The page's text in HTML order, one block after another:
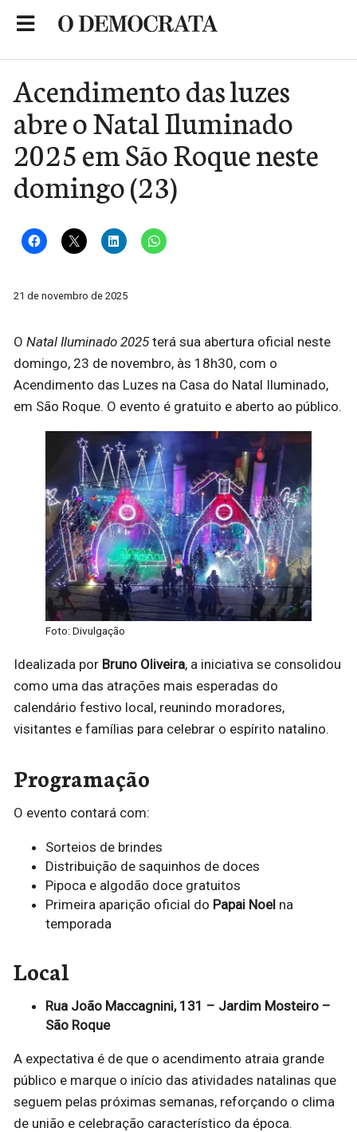
Acendimento das luzes
abre o Natal Iluminado
2025 em São Roque neste
domingo (23)
21 de novembro de 2025
O Natal Iluminado 2025terá sua abertura oficial neste
domingo, 23 de novembro, às 18h30, com o
Acendimento das Luzes na Casa do Natal Iluminado,
em São Roque. O evento é gratuito e aberto ao público.
Foto: Divulgação
Idealizada por Bruno Oliveira, a iniciativa se consolidou
como uma das atrações mais esperadas do
calendário festivo local, reunindo moradores,
visitantes e famílias para celebrar o espírito natalino.
Programação
O evento contará com:
Sorteios de brindes
Distribuição de saquinhos de doces
Pipoca e algodão doce gratuitos
Primeira aparição oficial do Papai Noel na
temporada
Local
Rua João Maccagnini, 131 – Jardim Mosteiro –
São Roque
A expectativa é de que o acendimento atraia grande
público e marque o início das atividades natalinas que
seguem pelas próximas semanas, reforçando o clima
de união e celebração característico da época.